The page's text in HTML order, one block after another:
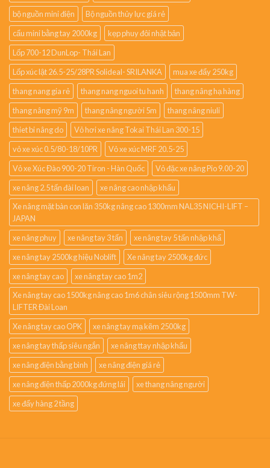
bộ nguồn mini điện
Bộ nguồn thủy lực giá rẻ
cẩu mini bằng tay 2000kg
kẹp phuy đôi nhật bản
Lốp 700-12 DunLop- Thái Lan
Lốp xúc lật 26.5-25/28PR Solideal- SRILANKA
mua xe đẩy 250kg
thang nang gia rẻ
thang nang nguoi tu hanh
thang nâng hạ hàng
thang nâng mỹ 9m
thang nâng người 5m
thang nâng niuli
thiet bi nâng do
Vỏ hơi xe nâng Tokai Thái Lan 300-15
vỏ xe xúc 0.5/80-18/10PR
Vỏ xe xúc MRF 20.5-25
Vỏ xe Xúc Đào 900-20 Tiron - Hàn Quốc
Vỏ đặc xe nâng Pio 9.00-20
xe nâng 2.5 tấn đài loan
xe nâng cao nhập khẩu
Xe nâng mặt bàn con lăn 350kg nâng cao 1300mm NAL35 NICHI-LIFT –
JAPAN
xe nâng phuy
xe nâng tay 3 tấn
xe nâng tay 5 tấn nhập khẩ
xe nâng tay 2500kg hiệu Noblift
Xe nâng tay 2500kg đức
xe nâng tay cao
xe nâng tay cao 1m2
Xe nâng tay cao 1500kg nâng cao 1m6 chân siêu rộng 1500mm TW-
LIFTER Đài Loan
Xe nâng tay cao OPK
xe nâng tay mạ kẽm 2500kg
xe nâng tay thấp siêu ngắn
xe nâng ttay nhập khẩu
xe nâng điện bằng bình
xe nâng điện giá rẻ
xe nâng điện thấp 2000kg đứng lái
xe thang nâng người
xe đẩy hàng 2 tầng